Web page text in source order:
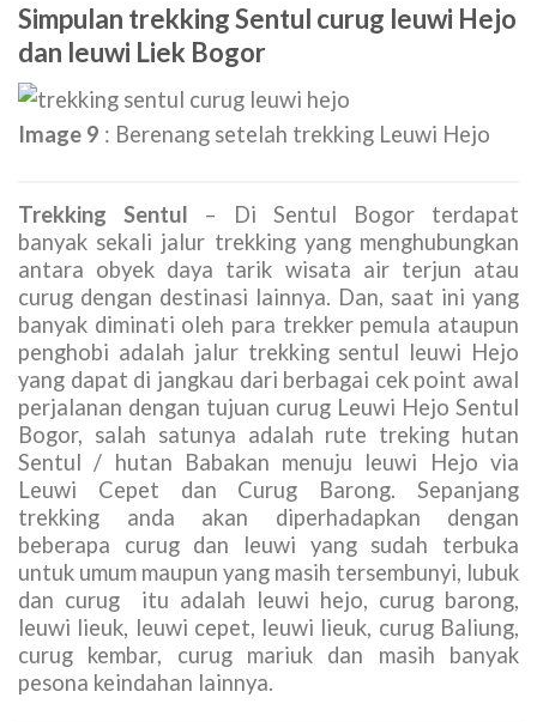
Simpulan trekking Sentul curug leuwi Hejo
dan leuwi Liek Bogor
Image 9 : Berenang setelah trekking Leuwi Hejo
Trekking Sentul – Di Sentul Bogor terdapat
banyak sekali jalur trekking yang menghubungkan
antara obyek daya tarik wisata air terjun atau
curug dengan destinasi lainnya. Dan, saat ini yang
banyak diminati oleh para trekker pemula ataupun
penghobi adalah jalur trekking sentul leuwi Hejo
yang dapat di jangkau dari berbagai cek point awal
perjalanan dengan tujuan curug Leuwi Hejo Sentul
Bogor, salah satunya adalah rute treking hutan
Sentul / hutan Babakan menuju leuwi Hejo via
Leuwi Cepet dan Curug Barong. Sepanjang
trekking anda akan diperhadapkan dengan
beberapa curug dan leuwi yang sudah terbuka
untuk umum maupun yang masih tersembunyi, lubuk
dan curug itu adalah leuwi hejo, curug barong,
leuwi lieuk, leuwi cepet, leuwi lieuk, curug Baliung,
curug kembar, curug mariuk dan masih banyak
pesona keindahan lainnya.